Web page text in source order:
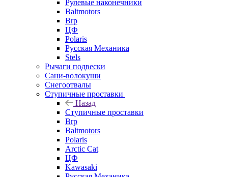
Рулевые наконечники
Baltmotors
Brp
ЦФ
Polaris
Русская Механика
Stels
Рычаги подвески
Сани-волокуши
Снегоотвалы
Ступичные проставки
Назад
Ступичные проставки
Brp
Baltmotors
Polaris
Arctic Cat
ЦФ
Kawasaki